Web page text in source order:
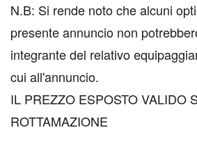
N.B: Si rende noto che alcuni
presente annuncio non
integrante del relativo
cui all'annuncio.
IL PREZZO ESPOSTO VALIDO
ROTTAMAZIONE